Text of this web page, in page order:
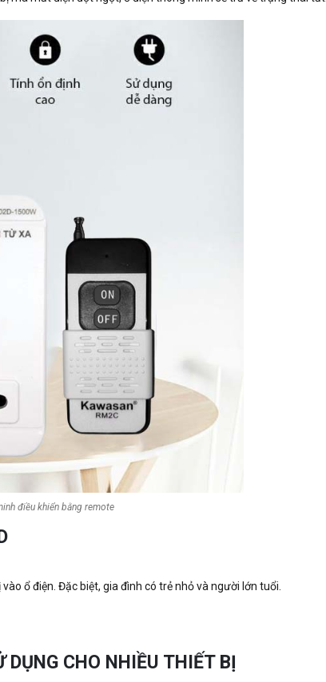
điều khiển bằng remote
ổ điện. Đặc biệt, gia đình có trẻ nhỏ và người lớn tuổi.
CHO NHIỀU THIẾT BỊ